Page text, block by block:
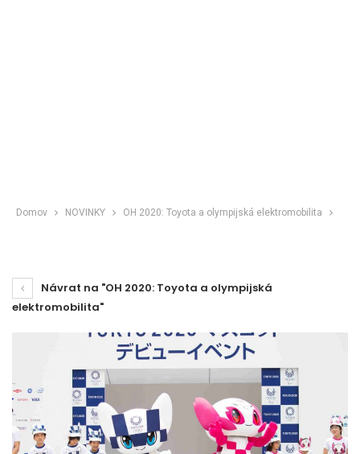
Domov NOVINKY OH 2020: Toyota a olympijská elektromobilita
Návrat na "OH 2020: Toyota a olympijská
elektromobilita"